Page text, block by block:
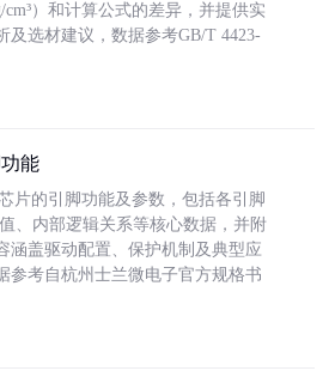
）和计算公式的差异，并提供实
及选材建议，数据参考GB/T 4423-
能
片的引脚功能及参数，包括各引脚
、内部逻辑关系等核心数据，并附
涵盖驱动配置、保护机制及典型应
参考自杭州士兰微电子官方规格书